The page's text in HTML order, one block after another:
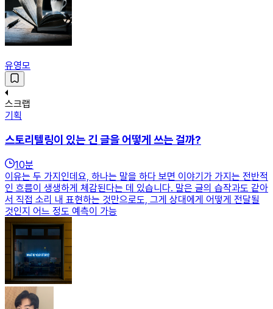
유영모
스크랩
기획
스토리텔링이 있는 긴 글을 어떻게 쓰는 걸까?
10분
이유는 두 가지인데요, 하나는 말을 하다 보면 이야기가 가지는 전반적
인 흐름이 생생하게 체감된다는 데 있습니다. 말은 글의 습작과도 같아
서 직접 소리 내 표현하는 것만으로도, 그게 상대에게 어떻게 전달될
것인지 어느 정도 예측이 가능